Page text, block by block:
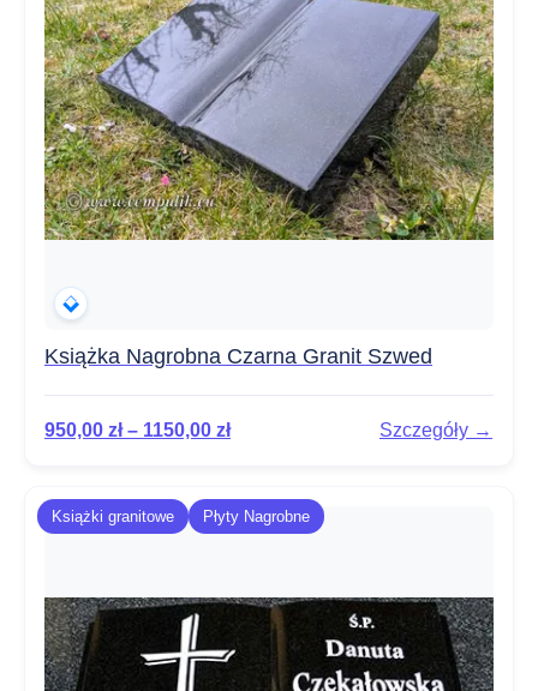
Książka Nagrobna Czarna Granit Szwed
950,00 zł – 1150,00 zł Szczegóły →
Książki granitowe Płyty Nagrobne